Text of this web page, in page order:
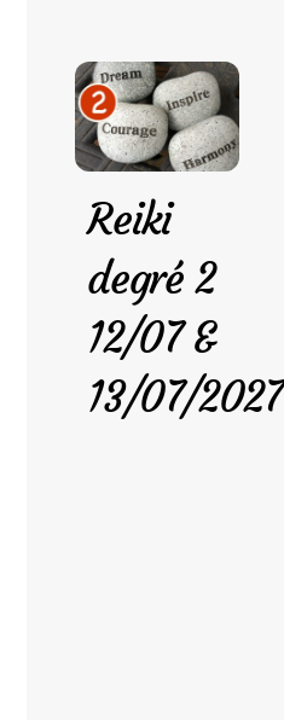
Reiki
degré 2
12/07 &
13/07/2027